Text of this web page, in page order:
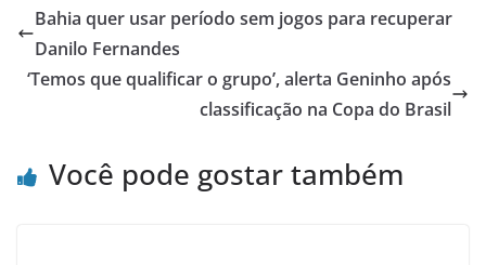
Bahia quer usar período sem jogos para recuperar
Danilo Fernandes
‘Temos que qualificar o grupo’, alerta Geninho após
classificação na Copa do Brasil
Você pode gostar também